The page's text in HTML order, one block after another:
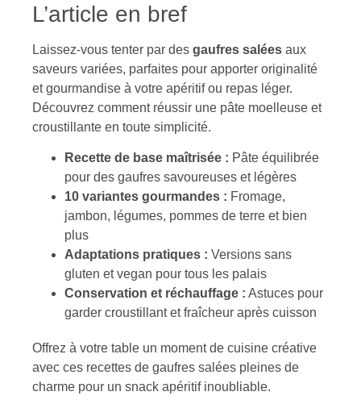
L’article en bref
Laissez-vous tenter par des gaufres salées aux
saveurs variées, parfaites pour apporter originalité
et gourmandise à votre apéritif ou repas léger.
Découvrez comment réussir une pâte moelleuse et
croustillante en toute simplicité.
Recette de base maîtrisée : Pâte équilibrée
pour des gaufres savoureuses et légères
10 variantes gourmandes : Fromage,
jambon, légumes, pommes de terre et bien
plus
Adaptations pratiques : Versions sans
gluten et vegan pour tous les palais
Conservation et réchauffage : Astuces pour
garder croustillant et fraîcheur après cuisson
Offrez à votre table un moment de cuisine créative
avec ces recettes de gaufres salées pleines de
charme pour un snack apéritif inoubliable.